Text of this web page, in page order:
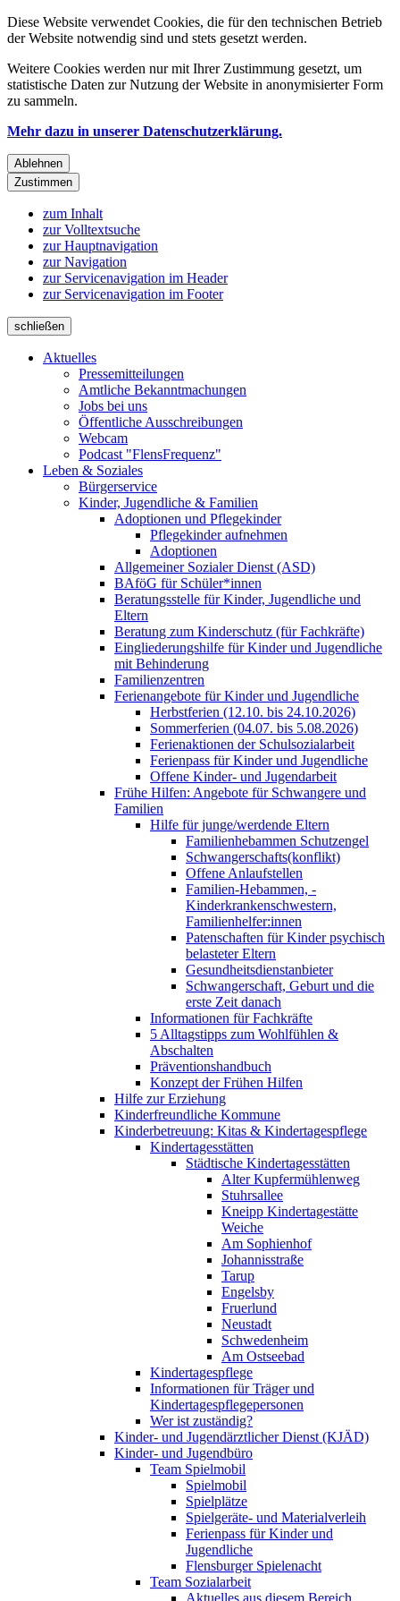
Diese Website verwendet Cookies, die für den technischen Betrieb
der Website notwendig sind und stets gesetzt werden.
Weitere Cookies werden nur mit Ihrer Zustimmung gesetzt, um
statistische Daten zur Nutzung der Website in anonymisierter Form
zu sammeln.
Mehr dazu in unserer Datenschutzerklärung.
Ablehnen
Zustimmen
zum Inhalt
zur Volltextsuche
zur Hauptnavigation
zur Navigation
zur Servicenavigation im Header
zur Servicenavigation im Footer
schließen
Aktuelles
Pressemitteilungen
Amtliche Bekanntmachungen
Jobs bei uns
Öffentliche Ausschreibungen
Webcam
Podcast "FlensFrequenz"
Leben & Soziales
Bürgerservice
Kinder, Jugendliche & Familien
Adoptionen und Pflegekinder
Pflegekinder aufnehmen
Adoptionen
Allgemeiner Sozialer Dienst (ASD)
BAföG für Schüler*innen
Beratungsstelle für Kinder, Jugendliche und
Eltern
Beratung zum Kinderschutz (für Fachkräfte)
Eingliederungshilfe für Kinder und Jugendliche
mit Behinderung
Familienzentren
Ferienangebote für Kinder und Jugendliche
Herbstferien (12.10. bis 24.10.2026)
Sommerferien (04.07. bis 5.08.2026)
Ferienaktionen der Schulsozialarbeit
Ferienpass für Kinder und Jugendliche
Offene Kinder- und Jugendarbeit
Frühe Hilfen: Angebote für Schwangere und
Familien
Hilfe für junge/werdende Eltern
Familienhebammen Schutzengel
Schwangerschafts(konflikt)
Offene Anlaufstellen
Familien-Hebammen, -
Kinderkrankenschwestern,
Familienhelfer:innen
Patenschaften für Kinder psychisch
belasteter Eltern
Gesundheitsdienstanbieter
Schwangerschaft, Geburt und die
erste Zeit danach
Informationen für Fachkräfte
5 Alltagstipps zum Wohlfühlen &
Abschalten
Präventionshandbuch
Konzept der Frühen Hilfen
Hilfe zur Erziehung
Kinderfreundliche Kommune
Kinderbetreuung: Kitas & Kindertagespflege
Kindertagesstätten
Städtische Kindertagesstätten
Alter Kupfermühlenweg
Stuhrsallee
Kneipp Kindertagestätte
Weiche
Am Sophienhof
Johannisstraße
Tarup
Engelsby
Fruerlund
Neustadt
Schwedenheim
Am Ostseebad
Kindertagespflege
Informationen für Träger und
Kindertagespflegepersonen
Wer ist zuständig?
Kinder- und Jugendärztlicher Dienst (KJÄD)
Kinder- und Jugendbüro
Team Spielmobil
Spielmobil
Spielplätze
Spielgeräte- und Materialverleih
Ferienpass für Kinder und
Jugendliche
Flensburger Spielenacht
Team Sozialarbeit
Aktuelles aus diesem Bereich